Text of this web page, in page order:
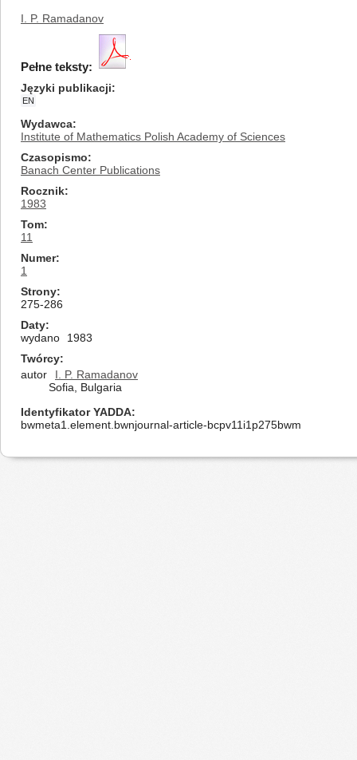
I. P. Ramadanov
Pełne teksty:
Języki publikacji
EN
Wydawca
Institute of Mathematics Polish Academy of Sciences
Czasopismo
Banach Center Publications
Rocznik
1983
Tom
11
Numer
1
Strony
275-286
Daty
wydano
1983
Twórcy
autor
I. P. Ramadanov
Sofia, Bulgaria
Identyfikator YADDA
bwmeta1.element.bwnjournal-article-bcpv11i1p275bwm